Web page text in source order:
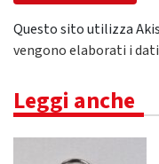
Questo sito utilizza
vengono elaborati i
Leggi anche